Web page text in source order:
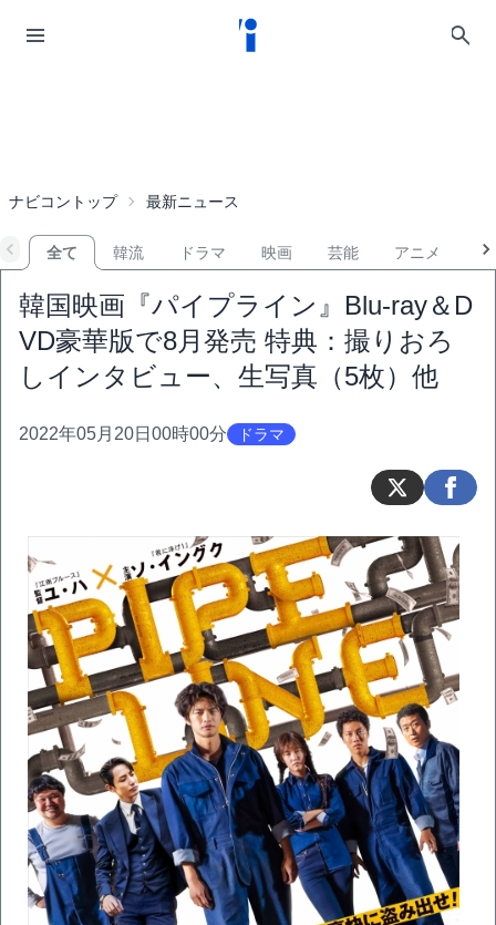
ナビコントップ 最新ニュース
全て 韓流 ドラマ 映画 芸能 アニメ
韓国映画『パイプライン』Blu-ray＆D
VD豪華版で8月発売 特典：撮りおろ
しインタビュー、生写真（5枚）他
2022年05月20日00時00分 ドラマ